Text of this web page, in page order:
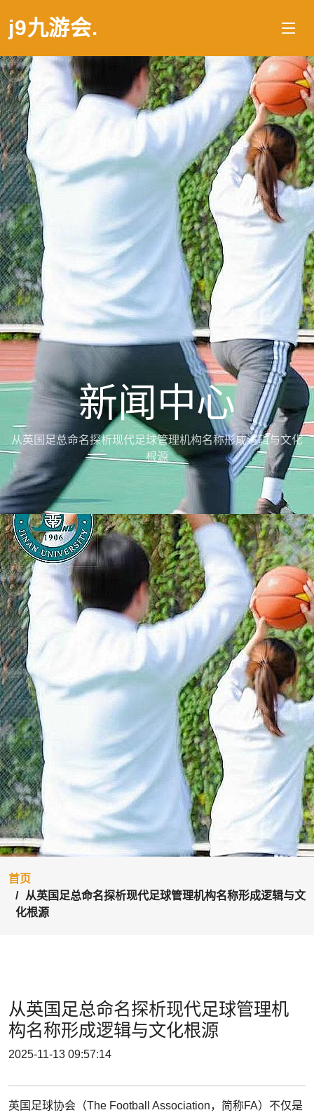
j9九游会.
新闻中心
从英国足总命名探析现代足球管理机构名称形成逻辑与文化
根源
首页
从英国足总命名探析现代足球管理机构名称形成逻辑与文
化根源
从英国足总命名探析现代足球管理机
构名称形成逻辑与文化根源
2025-11-13 09:57:14
英国足球协会（The Football Association，简称FA）不仅是